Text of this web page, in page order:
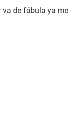
de fábula ya me